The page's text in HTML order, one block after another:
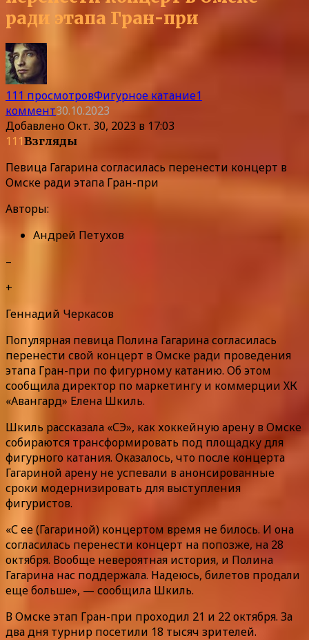
ради этапа Гран-при
111 просмотровФигурное катание1
коммент30.10.2023
ДобавленоОкт. 30, 2023 в 17:03
111Взгляды
Певица Гагарина согласилась перенести концерт в
Омске ради этапа Гран-при
Авторы:
Андрей Петухов
–
+
Геннадий Черкасов
Популярная певица Полина Гагарина согласилась
перенести свой концерт в Омске ради проведения
этапа Гран-при по фигурному катанию. Об этом
сообщила директор по маркетингу и коммерции ХК
«Авангард» Елена Шкиль.
Шкиль рассказала «СЭ», как хоккейную арену в Омске
собираются трансформировать под площадку для
фигурного катания. Оказалось, что после концерта
Гагариной арену не успевали в анонсированные
сроки модернизировать для выступления
фигуристов.
«С ее (Гагариной) концертом время не билось. И она
согласилась перенести концерт на попозже, на 28
октября. Вообще невероятная история, и Полина
Гагарина нас поддержала. Надеюсь, билетов продали
еще больше», — сообщила Шкиль.
В Омске этап Гран-при проходил 21 и 22 октября. За
два дня турнир посетили 18 тысяч зрителей.